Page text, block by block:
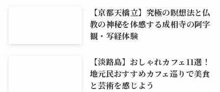
【京都天橋立】究極の瞑想法と仏
教の神秘を体感する成相寺の阿字
観・写経体験
【淡路島】おしゃれカフェ11選！
地元民おすすめカフェ巡りで美食
と芸術を感じよう